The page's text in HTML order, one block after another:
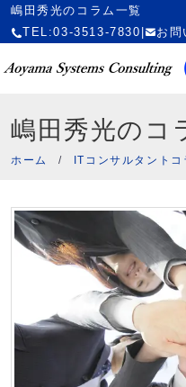
嶋田秀光のコラム一覧
TEL:03-3513-7830
お問
嶋田秀光のコ
ホーム / ITコンサルタントコ